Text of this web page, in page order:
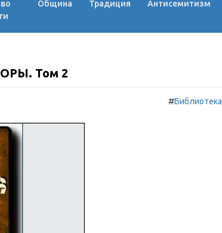
Община Традиция Антисемитизм
Том 2
#Библиотека